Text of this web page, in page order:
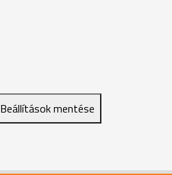
Beállítások mentése